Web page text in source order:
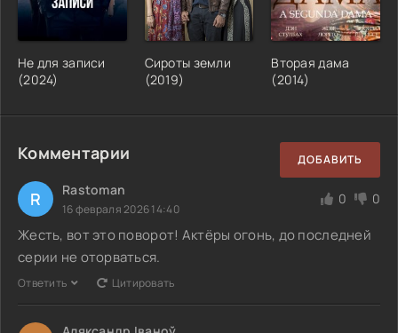
Не для записи
(2024)
Сироты земли
(2019)
Вторая дама
(2014)
Комментарии ДОБАВИТЬ
R Rastoman
16 февраля 2026 14:40
0 0
Жесть, вот это поворот! Актёры огонь, до последней
серии не оторваться.
Ответить Цитировать